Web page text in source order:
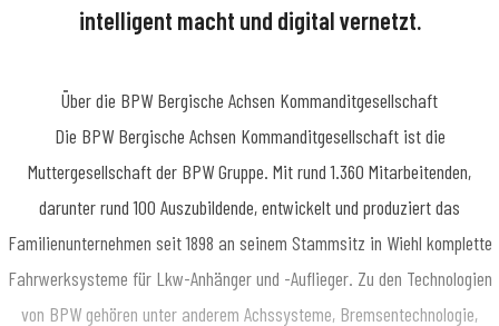
intelligent macht und digital vernetzt.
Über die BPW Bergische Achsen Kommanditgesellschaft
​Die BPW Bergische Achsen Kommanditgesellschaft ist die
Muttergesellschaft der BPW Gruppe. Mit rund 1.360 Mitarbeitenden,
darunter rund 100 Auszubildende, entwickelt und produziert das
Familienunternehmen seit 1898 an seinem Stammsitz in Wiehl komplette
Fahrwerksysteme für Lkw-Anhänger und -Auflieger. Zu den Technologien
von BPW gehören unter anderem Achssysteme, Bremsentechnologie,